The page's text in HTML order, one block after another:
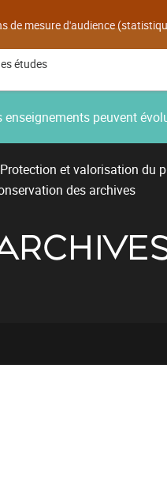
de mesure d'audience
études
peuvent
et valorisation du
des archives